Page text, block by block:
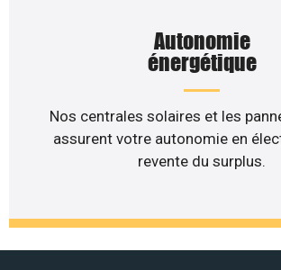
Autonomie
énergétique
Nos centrales solaires et les
assurent votre autonomie en
revente du surplus.